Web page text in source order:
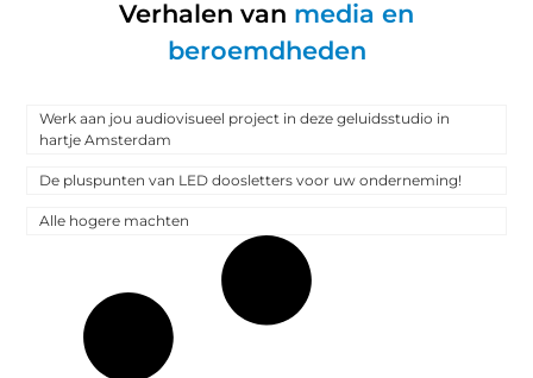
Verhalen van media en
beroemdheden
Werk aan jou audiovisueel project in deze geluidsstudio in
hartje Amsterdam
De pluspunten van LED doosletters voor uw onderneming!
Alle hogere machten